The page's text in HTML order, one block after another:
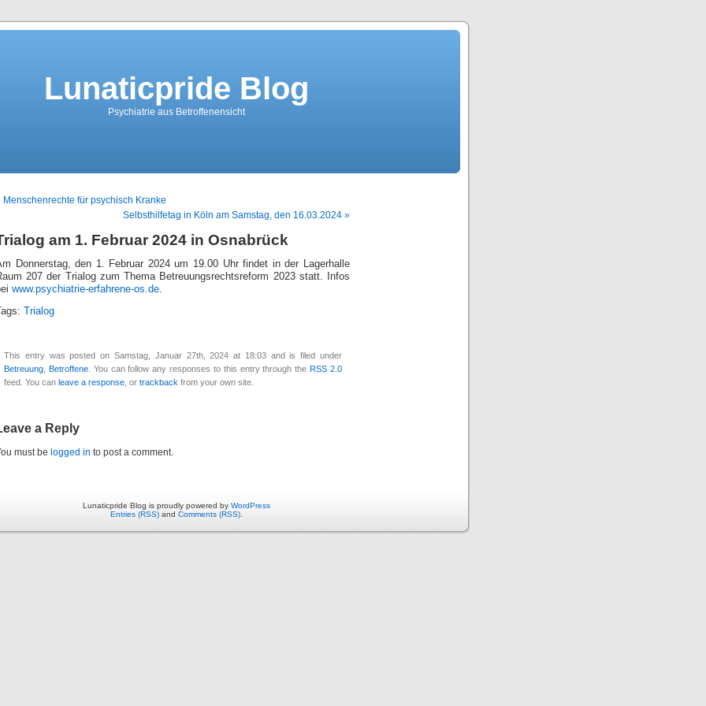
Lunaticpride Blog
Psychiatrie aus Betroffenensicht
Menschenrechte für psychisch Kranke
Selbsthilfetag in Köln am Samstag, den 16.03.2024 »
am 1. Februar 2024 in Osnabrück
Donnerstag, den 1. Februar 2024 um 19.00 Uhr findet in der Lagerhalle
207 der Trialog zum Thema Betreuungsrechtsreform 2023 statt. Infos
www.psychiatrie-erfahrene-os.de
Trialog
This entry was posted on Samstag, Januar 27th, 2024 at 18:03 and is filed under
Betreuung Betroffene. You can follow any responses to this entry through theRSS 2.0
feed. You can leave a response , or trackback from your own site.
a Reply
must be logged in to post a comment.
Lunaticpride Blog is proudly powered by WordPress
Entries (RSS) and Comments (RSS)